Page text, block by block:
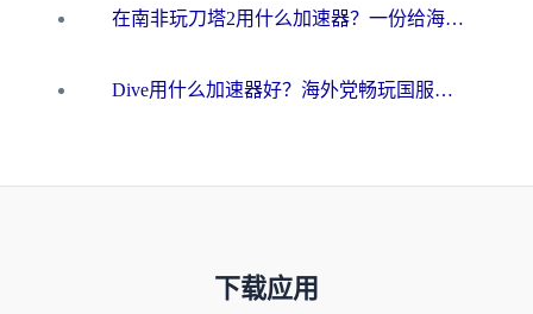
在南非玩刀塔2用什么加速器？一份给海外游子的终极生存指南
Dive用什么加速器好？海外党畅玩国服游戏的终极避坑指南
下载应用